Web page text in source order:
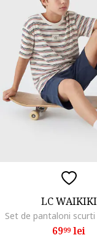
LC WAIKIKI
6999lei